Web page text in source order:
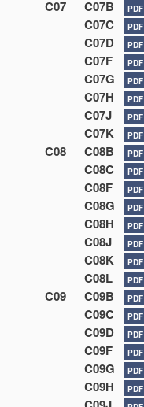
C07 C07B PDF
C07C PDF
C07D PDF
C07F PDF
C07G PDF
C07H PDF
C07J PDF
C07K PDF
C08 C08B PDF
C08C PDF
C08F PDF
C08G PDF
C08H PDF
C08J PDF
C08K PDF
C08L PDF
C09 C09B PDF
C09C PDF
C09D PDF
C09F PDF
C09G PDF
C09H PDF